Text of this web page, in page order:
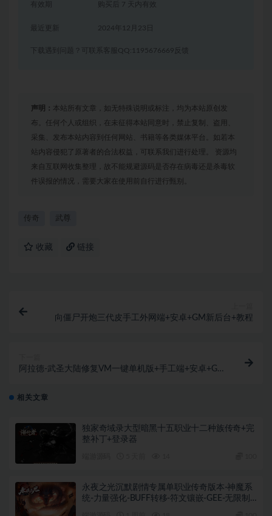
有效期 购买后 7 天内有效
2024年12月23日
下载遇到问题？可联系客服QQ:1195676669反馈
声明： 本站所有文章，如无特殊说明或标注，均为本站原创发
布。任何个人或组织，在未征得本站同意时，禁止复制、盗用、
采集、发布本站内容到任何网站、书籍等各类媒体平台。如若本
站内容侵犯了原著者的合法权益，可联系我们进行处理。 资源均
来自互联网收集整理，故不能规避源码是否存在病毒还是杀毒软
件误报的情况，需要大家在使用前自行进行甄别。
传奇 武尊
收藏 链接
向僵尸开炮三代皮手工外网端+安卓+GM新后台+教程
阿拉德-武圣大陆修复VM一键单机版+手工端+安卓+GM
相关文章
独家奇域录大型暗黑十五职业十二种族传奇+完
整补丁+登录器
永夜之光沉默剧情专属单职业传奇版本-神魔系
统-力量强化-BUFF转移-符文镶嵌-GEE-无限制